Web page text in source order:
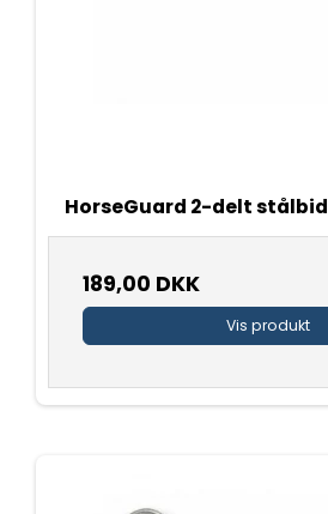
HorseGuard 2-delt stålbid
189,00 DKK
Vis produkt